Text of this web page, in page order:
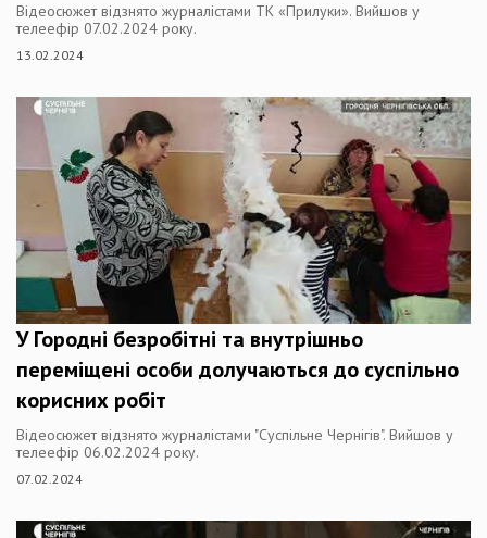
Відеосюжет відзнято журналістами ТК «Прилуки». Вийшов у
телеефір 07.02.2024 року.
13.02.2024
У Городні безробітні та внутрішньо
переміщені особи долучаються до суспільно
корисних робіт
Відеосюжет відзнято журналістами "Суспільне Чернігів". Вийшов у
телеефір 06.02.2024 року.
07.02.2024